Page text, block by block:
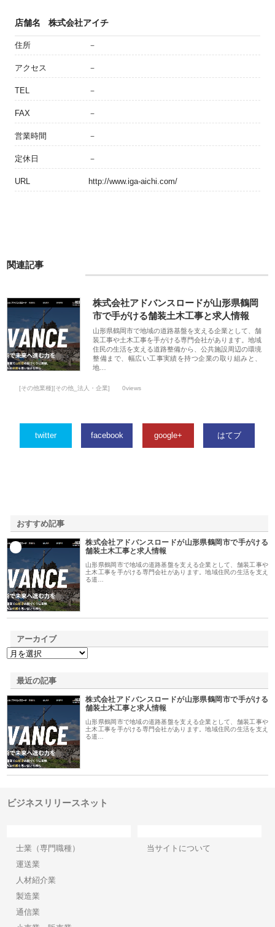
店舗名 株式会社アイチ
住所 －
アクセス －
TEL －
FAX －
営業時間 －
定休日 －
URL http://www.iga-aichi.com/
関連記事
株式会社アドバンスロードが山形県鶴岡
市で手がける舗装土木工事と求人情報
山形県鶴岡市で地域の道路基盤を支える企業として、舗
装工事や土木工事を手がける専門会社があります。地域
住民の生活を支える道路整備から、公共施設周辺の環境
整備まで、幅広い工事実績を持つ企業の取り組みと、
地…
[その他業種][その他_法人・企業] 0views
twitter facebook google+ はてブ
おすすめ記事
株式会社アドバンスロードが山形県鶴岡市で手がける
舗装土木工事と求人情報
山形県鶴岡市で地域の道路基盤を支える企業として、舗装工事や
土木工事を手がける専門会社があります。地域住民の生活を支え
る道…
アーカイブ
最近の記事
株式会社アドバンスロードが山形県鶴岡市で手がける
舗装土木工事と求人情報
山形県鶴岡市で地域の道路基盤を支える企業として、舗装工事や
土木工事を手がける専門会社があります。地域住民の生活を支え
る道…
ビジネスリリースネット
士業（専門職種）
運送業
人材紹介業
製造業
通信業
当サイトについて